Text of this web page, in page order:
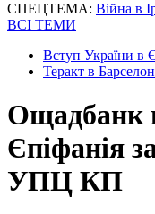
СПЕЦТЕМА: Війна в
ВСІ ТЕМИ
Вступ України в
Теракт в
Ощадбанк
Єпіфанія
УПЦ КП